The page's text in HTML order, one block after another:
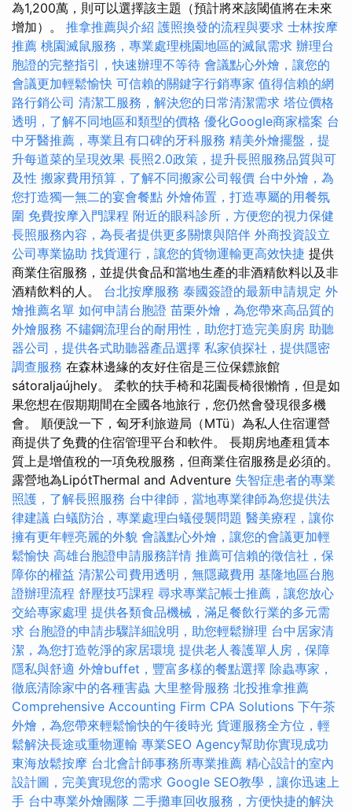
為1,200萬，則可以選擇該主題（預計將來該閾值將在未來
增加）。 推拿推薦與介紹 護照換發的流程與要求 士林按摩
推薦 桃園滅鼠服務，專業處理桃園地區的滅鼠需求 辦理台
胞證的完整指引，快速辦理不等待 會議點心外燴，讓您的
會議更加輕鬆愉快 可信賴的關鍵字行銷專家 值得信賴的網
路行銷公司 清潔工服務，解決您的日常清潔需求 塔位價格
透明，了解不同地區和類型的價格 優化Google商家檔案 台
中牙醫推薦，專業且有口碑的牙科服務 精美外燴擺盤，提
升每道菜的呈現效果 長照2.0政策，提升長照服務品質與可
及性 搬家費用預算，了解不同搬家公司報價 台中外燴，為
您打造獨一無二的宴會餐點 外燴佈置，打造專屬的用餐氛
圍 免費按摩入門課程 附近的眼科診所，方便您的視力保健
長照服務內容，為長者提供更多關懷與陪伴 外商投資設立
公司專業協助 找貨運行，讓您的貨物運輸更高效快捷 提供
商業住宿服務，並提供食品和當地生產的非酒精飲料以及非
酒精飲料的人。 台北按摩服務 泰國簽證的最新申請規定 外
燴推薦名單 如何申請台胞證 苗栗外燴，為您帶來高品質的
外燴服務 不鏽鋼流理台的耐用性，助您打造完美廚房 助聽
器公司，提供各式助聽器產品選擇 私家偵探社，提供隱密
調查服務 在森林邊緣的友好住宿是三位保鏢旅館
sátoraljaújhely。 柔軟的扶手椅和花園長椅很懶惰，但是如
果您想在假期期間在全國各地旅行，您仍然會發現很多機
會。 順便說一下，匈牙利旅遊局（MTü）為私人住宿運營
商提供了免費的住宿管理平台和軟件。 長期房地產租賃本
質上是增值稅的一項免稅服務，但商業住宿服務是必須的。
露營地為LipótThermal and Adventure 失智症患者的專業
照護，了解長照服務 台中律師，當地專業律師為您提供法
律建議 白蟻防治，專業處理白蟻侵襲問題 醫美療程，讓你
擁有更年輕亮麗的外貌 會議點心外燴，讓您的會議更加輕
鬆愉快 高雄台胞證申請服務詳情 推薦可信賴的徵信社，保
障你的權益 清潔公司費用透明，無隱藏費用 基隆地區台胞
證辦理流程 舒壓技巧課程 尋求專業記帳士推薦，讓您放心
交給專家處理 提供各類食品機械，滿足餐飲行業的多元需
求 台胞證的申請步驟詳細說明，助您輕鬆辦理 台中居家清
潔，為您打造乾淨的家居環境 提供老人養護單人房，保障
隱私與舒適 外燴buffet，豐富多樣的餐點選擇 除蟲專家，
徹底清除家中的各種害蟲 大里整骨服務 北投推拿推薦
Comprehensive Accounting Firm CPA Solutions 下午茶
外燴，為您帶來輕鬆愉快的午後時光 貨運服務全方位，輕
鬆解決長途或重物運輸 專業SEO Agency幫助你實現成功
東海放鬆按摩 台北會計師事務所專業推薦 精心設計的室內
設計圖，完美實現您的需求 Google SEO教學，讓你迅速上
手 台中專業外燴團隊 二手攤車回收服務，方便快捷的解決